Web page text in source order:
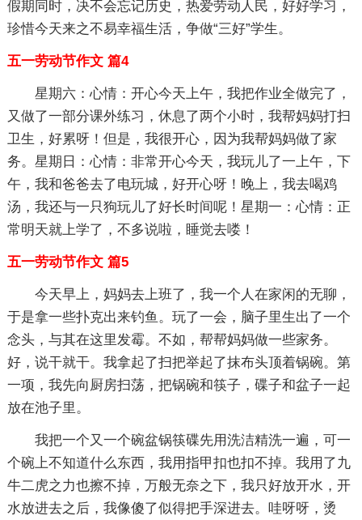
假期同时，决不会忘记历史，热爱劳动人民，好好学习，
珍惜今天来之不易幸福生活，争做“三好”学生。
五一劳动节作文 篇4
星期六：心情：开心今天上午，我把作业全做完了，
又做了一部分课外练习，休息了两个小时，我帮妈妈打扫
卫生，好累呀！但是，我很开心，因为我帮妈妈做了家
务。星期日：心情：非常开心今天，我玩儿了一上午，下
午，我和爸爸去了电玩城，好开心呀！晚上，我去喝鸡
汤，我还与一只狗玩儿了好长时间呢！星期一：心情：正
常明天就上学了，不多说啦，睡觉去喽！
五一劳动节作文 篇5
今天早上，妈妈去上班了，我一个人在家闲的无聊，
于是拿一些扑克出来钓鱼。玩了一会，脑子里生出了一个
念头，与其在这里发霉。不如，帮帮妈妈做一些家务。
好，说干就干。我拿起了扫把举起了抹布头顶着锅碗。第
一项，我先向厨房扫荡，把锅碗和筷子，碟子和盆子一起
放在池子里。
我把一个又一个碗盆锅筷碟先用洗洁精洗一遍，可一
个碗上不知道什么东西，我用指甲扣也扣不掉。我用了九
牛二虎之力也擦不掉，万般无奈之下，我只好放开水，开
水放进去之后，我像傻了似得把手深进去。哇呀呀，烫